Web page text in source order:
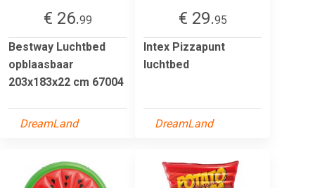
€ 26.99
Bestway Luchtbed
opblaasbaar
203x183x22 cm 67004
DreamLand
€ 29.95
Intex Pizzapunt
luchtbed
DreamLand